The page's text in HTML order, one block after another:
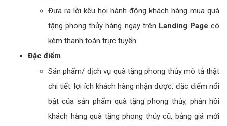
Đưa ra lời kêu họi hành động khách hàng mua quà
tặng phong thủy hàng ngay trên Landing Page có
kèm thanh toán trực tuyến.
Đặc điểm
Sản phẩm/ dịch vụ quà tặng phong thủy mô tả thật
chi tiết: lợi ích khách hàng nhận được, đặc điểm nổi
bật của sản phẩm quà tặng phong thủy, phản hồi
khách hàng quà tặng phong thủy cũ, bảng giá mới